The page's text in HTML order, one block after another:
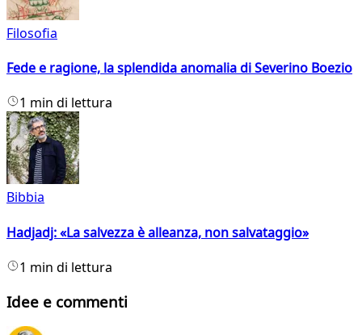
Filosofia
Fede e ragione, la splendida anomalia di Severino Boezio
1 min di lettura
Bibbia
Hadjadj: «La salvezza è alleanza, non salvataggio»
1 min di lettura
Idee e commenti